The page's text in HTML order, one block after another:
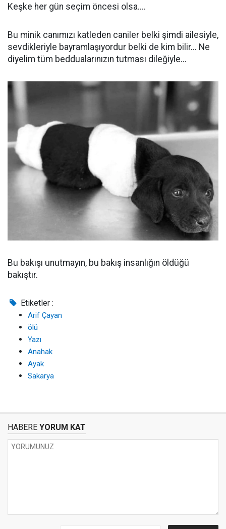
Keşke her gün seçim öncesi olsa....
Bu minik canımızı katleden caniler belki şimdi ailesiyle,
sevdikleriyle bayramlaşıyordur belki de kim bilir... Ne
diyelim tüm beddualarınızın tutması dileğiyle...
Bu bakışı unutmayın, bu bakış insanlığın öldüğü
bakıştır.
Etiketler :
Arif Çayan
ölü
Yazı
Anahak
Ayak
Sakarya
HABERE YORUM KAT